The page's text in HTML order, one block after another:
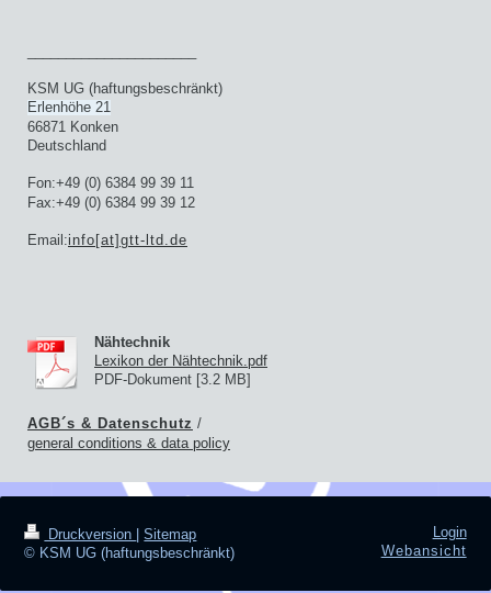
KSM UG (haftungsbeschränkt)
Erlenhöhe 21
66871 Konken
Deutschland
Fon:+49 (0) 6384 99 39 11
Fax:+49 (0) 6384 99 39 12
Email:info[at]gtt-ltd.de
Nähtechnik
Lexikon der Nähtechnik.pdf
PDF-Dokument [3.2 MB]
AGB´s & Datenschutz /
general conditions & data policy
Druckversion
Sitemap
© KSM UG (haftungsbeschränkt)
Login
Webansicht